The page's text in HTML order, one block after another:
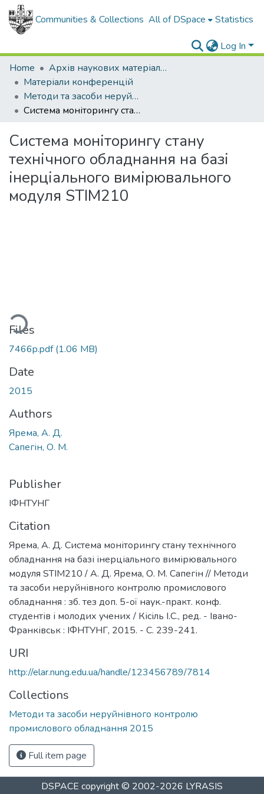
Communities & Collections All of DSpace Statistics
Log In
Home
Архів наукових матеріалів
Матеріали конференцій
Методи та засоби неруйнівного контролю промислового обладнання 2015
Система моніторингу стану технічного обладнання на базі інерціального вимірювального модуля STIM210
Система моніторингу стану
технічного обладнання на базі
інерціального вимірювального
модуля STIM210
Files
7466p.pdf(1.06 MB)
Date
2015
Authors
Ярема, А. Д.
Сапегін, О. М.
Publisher
ІФНТУНГ
Citation
Ярема, А. Д. Система моніторингу стану технічного
обладнання на базі інерціального вимірювального
модуля STIM210 / А. Д. Ярема, О. М. Сапегін // Методи
та засоби неруйнівного контролю промислового
обладнання : зб. тез доп. 5-ої наук.-практ. конф.
студентів і молодих учених / Кісіль І.С., ред. - Івано-
Франківськ : ІФНТУНГ, 2015. - С. 239-241.
URI
http://elar.nung.edu.ua/handle/123456789/7814
Collections
Методи та засоби неруйнівного контролю
промислового обладнання 2015
Full item page
DSPACE copyright © 2002-2026 LYRASIS